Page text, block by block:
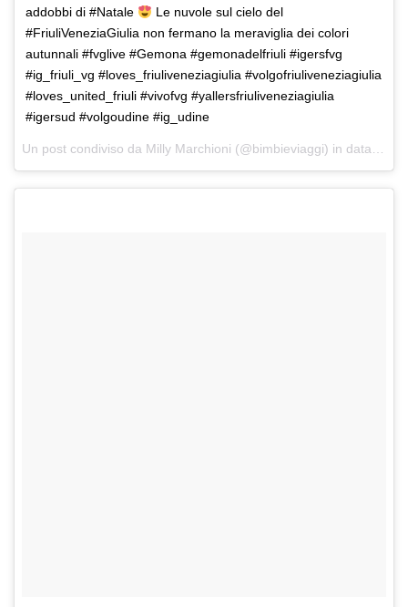
addobbi di #Natale
Le nuvole sul cielo del
#FriuliVeneziaGiulia non fermano la meraviglia dei colori
autunnali #fvglive #Gemona #gemonadelfriuli #igersfvg
#ig_friuli_vg #loves_friuliveneziagiulia #volgofriuliveneziagiulia
#loves_united_friuli #vivofvg #yallersfriuliveneziagiulia
#igersud #volgoudine #ig_udine
Un post condiviso da Milly Marchioni (@bimbieviaggi) in data:5